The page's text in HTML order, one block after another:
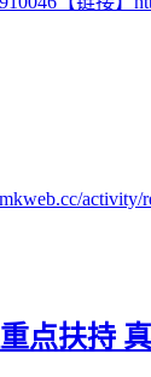
activity/
点扶持